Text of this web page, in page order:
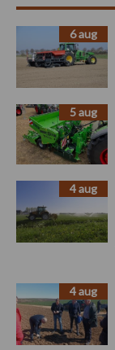
Sidebar
6 aug
5 aug
4 aug
4 aug